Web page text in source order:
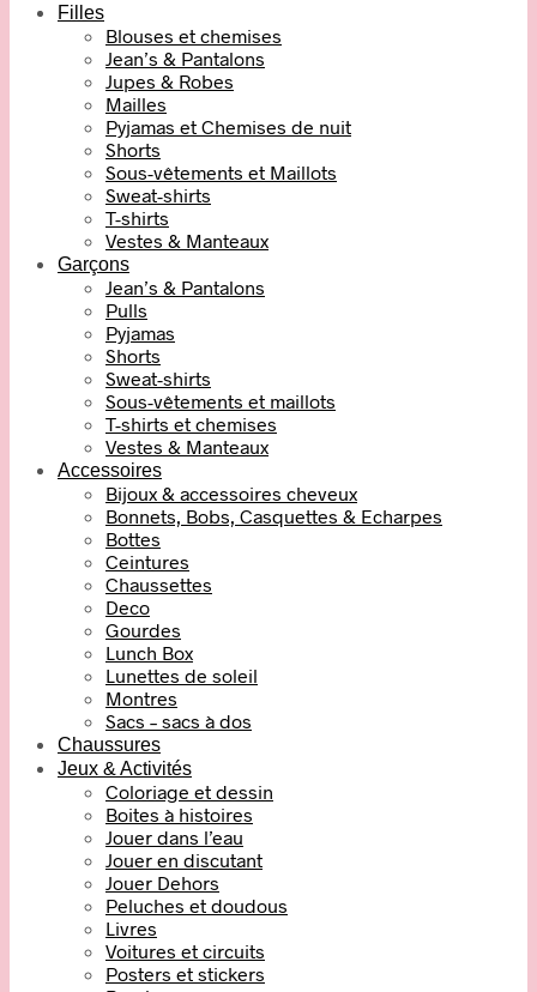
Filles
Blouses et chemises
Jean’s & Pantalons
Jupes & Robes
Mailles
Pyjamas et Chemises de nuit
Shorts
Sous-vêtements et Maillots
Sweat-shirts
T-shirts
Vestes & Manteaux
Garçons
Jean’s & Pantalons
Pulls
Pyjamas
Shorts
Sweat-shirts
Sous-vêtements et maillots
T-shirts et chemises
Vestes & Manteaux
Accessoires
Bijoux & accessoires cheveux
Bonnets, Bobs, Casquettes & Echarpes
Bottes
Ceintures
Chaussettes
Deco
Gourdes
Lunch Box
Lunettes de soleil
Montres
Sacs – sacs à dos
Chaussures
Jeux & Activités
Coloriage et dessin
Boites à histoires
Jouer dans l’eau
Jouer en discutant
Jouer Dehors
Peluches et doudous
Livres
Voitures et circuits
Posters et stickers